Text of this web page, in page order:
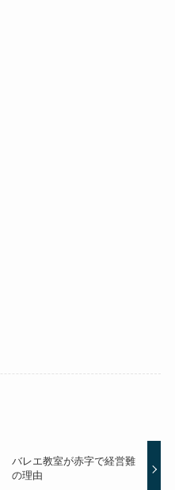
バレエ教室が赤字で経営難
の理由